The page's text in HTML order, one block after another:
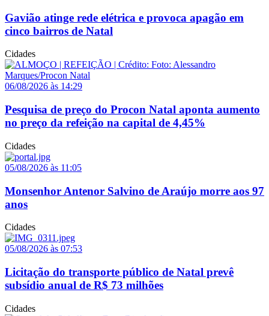
Gavião atinge rede elétrica e provoca apagão em
cinco bairros de Natal
Cidades
06/08/2026 às 14:29
Pesquisa de preço do Procon Natal aponta aumento
no preço da refeição na capital de 4,45%
Cidades
05/08/2026 às 11:05
Monsenhor Antenor Salvino de Araújo morre aos 97
anos
Cidades
05/08/2026 às 07:53
Licitação do transporte público de Natal prevê
subsídio anual de R$ 73 milhões
Cidades